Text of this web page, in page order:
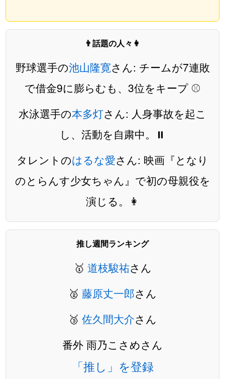
👨話題の人々👩
野球選手の池山隆寛さん: チームが7連敗
で借金9に膨らむも、3位をキープ ⚾️
水泳選手の本多灯さん: 人身事故を起こ
し、活動を自粛中。⏸️
タレントのはるな愛さん: 映画『となり
のとらんす少女ちゃん』で初の母親役を
演じる。👩
推し週間ランキング
🥇 道枝駿祐さん
🥈 藤原丈一郎さん
🥉 佐久間大介さん
番外 雨乃こさめさん
「推し」を登録